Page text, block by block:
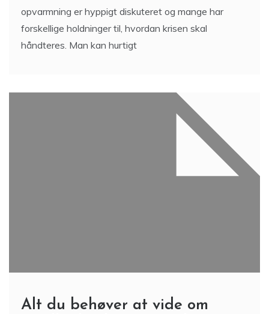
opvarmning er hyppigt diskuteret og mange har
forskellige holdninger til, hvordan krisen skal
håndteres. Man kan hurtigt
Alt du behøver at vide om